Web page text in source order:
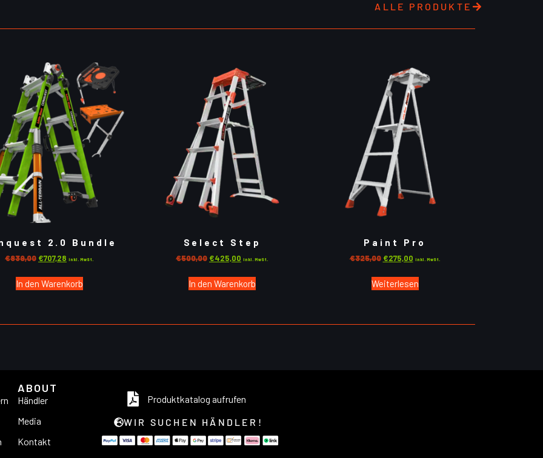
ALLE PRODUKTE
2.0 Bundle
€839,00 €707,28 inkl. MwSt.
In den Warenkorb
Select Step
€500,00 €425,00 inkl. MwSt.
In den Warenkorb
Paint Pro
€325,00 €275,00 inkl. MwSt.
Weiterlesen
ABOUT
Händler
Media
Kontakt
Produktkatalog aufrufen
WIR SUCHEN HÄNDLER!